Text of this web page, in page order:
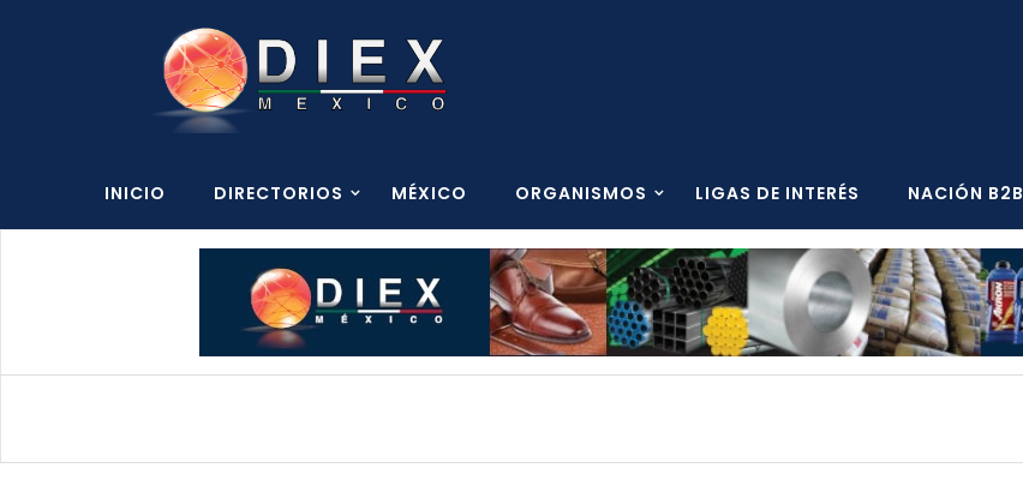
INICIO DIRECTORIOS MÉXICO ORGANISMOS LIGAS DE INTERÉS NACIÓN B2B